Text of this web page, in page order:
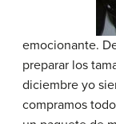
emocionante.
preparar los
diciembre yo
compramos